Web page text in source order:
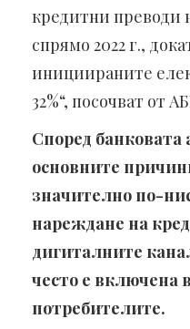
кредитни преводи
спрямо 2022 г.,
инициираните
32%“, посочват от
Според банковата
основните
значително по-
нареждане на
дигиталните
често е включена
потребителите.